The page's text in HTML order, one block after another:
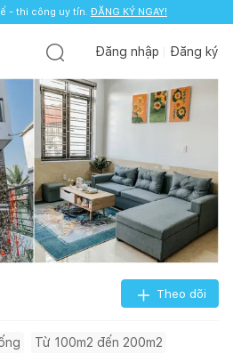
- thi công uy tín. ĐĂNG KÝ NGAY!
Đăng nhập Đăng ký
Theo dõi
Từ 100m2 đến 200m2